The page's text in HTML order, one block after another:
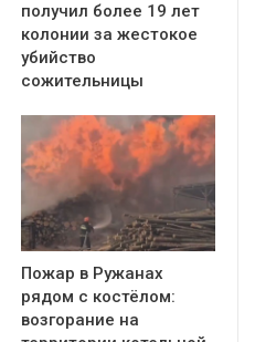
получил более 19 лет
колонии за жестокое
убийство
сожительницы
Пожар в Ружанах
рядом с костёлом:
возгорание на